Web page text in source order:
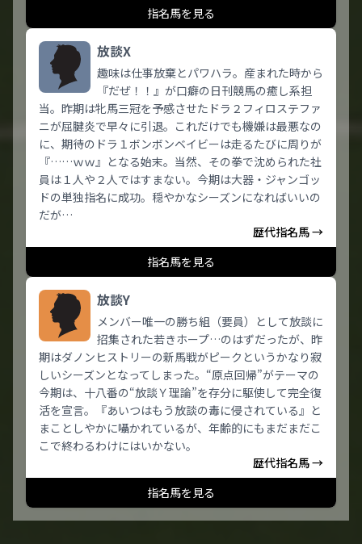
指名馬を見る
放談X
趣味は仕事放棄とパワハラ。産まれた時から
『だぜ！！』が口癖の日刊競馬の癒し系担
当。昨期は牝馬三冠を予感させたドラ２フィロステファ
ニが屈腱炎で早々に引退。これだけでも機嫌は最悪なの
に、期待のドラ１ボンボンベイビーは走るたびに周りが
『……ｗｗ』となる始末。当然、その拳で沈められた社
員は１人や２人ではすまない。今期は大器・ジャンゴッ
ドの単独指名に成功。穏やかなシーズンになればいいの
だが…
歴代指名馬 →
指名馬を見る
放談Y
メンバー唯一の勝ち組（要員）として放談に
招集された若きホープ…のはずだったが、昨
期はダノンヒストリーの新馬戦がピークというかなり寂
しいシーズンとなってしまった。“原点回帰”がテーマの
今期は、十八番の“放談Ｙ理論”を存分に駆使して完全復
活を宣言。『あいつはもう放談の毒に侵されている』と
まことしやかに囁かれているが、年齢的にもまだまだこ
こで終わるわけにはいかない。
歴代指名馬 →
指名馬を見る